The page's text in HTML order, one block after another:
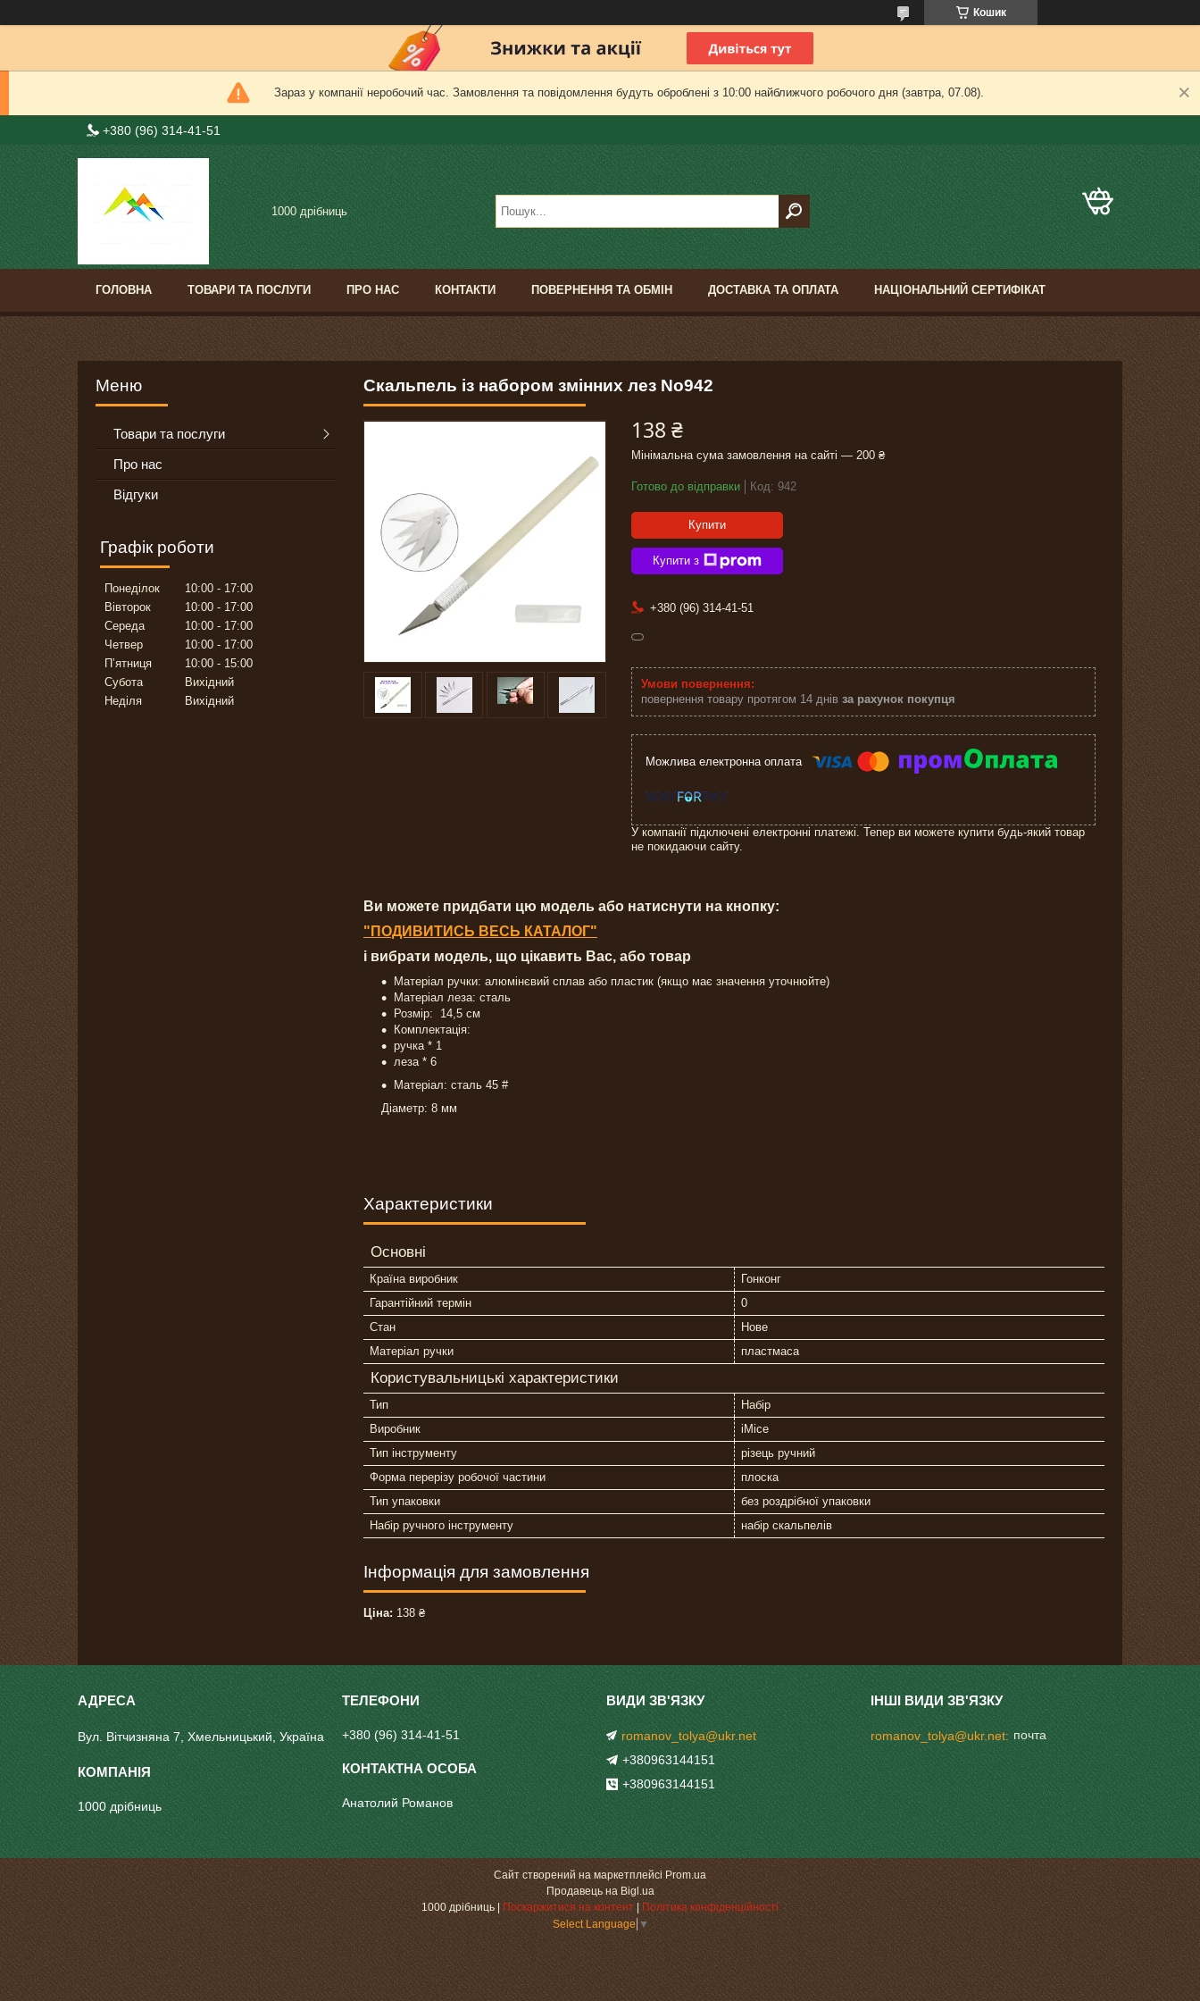
Кошик
Зараз у компанії неробочий час. Замовлення та повідомлення будуть оброблені з 10:00 найближчого робочого дня (завтра, 07.08).
+380 (96) 314-41-51
1000 дрібниць
ГОЛОВНА ТОВАРИ ТА ПОСЛУГИ ПРО НАС КОНТАКТИ ПОВЕРНЕННЯ ТА ОБМІН ДОСТАВКА ТА ОПЛАТА НАЦІОНАЛЬНИЙ СЕРТИФІКАТ
Скальпель із набором змінних лез No942
138 ₴
Мінімальна сума замовлення на сайті — 200 ₴
Готово до відправки Код: 942
Купити
Купити з
+380 (96) 314-41-51
повернення товару протягом 14 днів за рахунок покупця
У компанії підключені електронні платежі. Тепер ви можете купити будь-який товар
не покидаючи сайту.
Ви можете придбати цю модель або натиснути на кнопку:
"ПОДИВИТИСЬ ВЕСЬ КАТАЛОГ"
і вибрати модель, що цікавить Вас, або товар
Матеріал ручки: алюмінєвий сплав або пластик (якщо має значення уточнюйте)
Матеріал леза: сталь
Розмір: 14,5 см
Комплектація:
ручка * 1
леза * 6
Матеріал: сталь 45 #
Діаметр: 8 мм
Характеристики
Основні
Країна виробник
Гонконг
Гарантійний термін
0
Стан
Нове
Матеріал ручки
пластмаса
Користувальницькі характеристики
Тип
Набір
Виробник
iMice
Тип інструменту
різець ручний
Форма перерізу робочої частини
плоска
Тип упаковки
без роздрібної упаковки
Набір ручного інструменту
набір скальпелів
Інформація для замовлення
Ціна: 138 ₴
Товари та послуги
Про нас
Відгуки
Графік роботи
Понеділок 10:00
17:00
Вівторок
10:00
17:00
Середа
10:00
17:00
Четвер
10:00
17:00
Пʼятниця
10:00
15:00
Субота
Вихідний
Неділя
Вихідний
Вул. Вітчизняна 7, Хмельницький, Україна
1000 дрібниць
+380 (96) 314-41-51
Анатолий Романов
romanov_tolya@ukr.net
+380963144151
+380963144151
romanov_tolya@ukr.net почта
Сайт створений на маркетплейсіProm.ua
Продавець на Bigl.ua
1000 дрібниць | Поскаржитися на контент | Політика конфіденційності
Select Language ▼